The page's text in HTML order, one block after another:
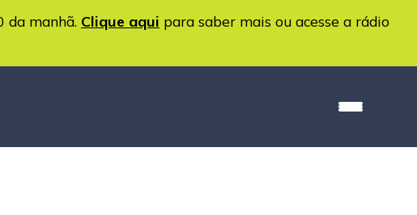
da manhã. Clique aqui para saber mais ou acesse a rádio